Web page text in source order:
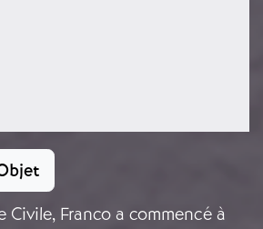
Civile, Franco a commencé à